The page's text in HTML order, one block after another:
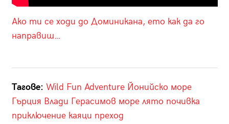
Ако ти се ходи до Доминикана, ето как да го
направиш…
Тагове: Wild Fun Adventure Йонийско море
Гърция Влади Герасимов море лято почивка
приключение каяци преход